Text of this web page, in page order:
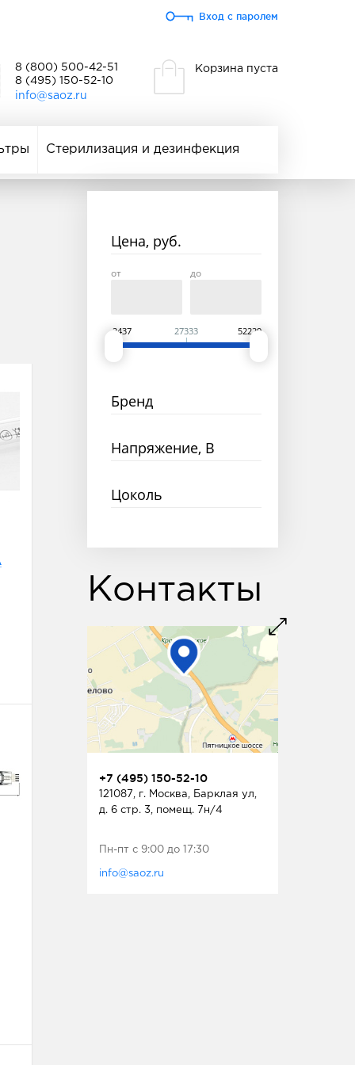
Вход с паролем
8 (800) 500-42-51
8 (495) 150-52-10
info@saoz.ru
Корзина пуста
Стерилизация и дезинфекция
Цена, руб.
от до
2437 27333 52229
Бренд
Напряжение, В
Цоколь
Контакты
+7 (495) 150-52-10
121087, г. Москва, Барклая ул,
д. 6 стр. 3, помещ. 7н/4
Пн-пт с 9:00 до 17:30
info@saoz.ru